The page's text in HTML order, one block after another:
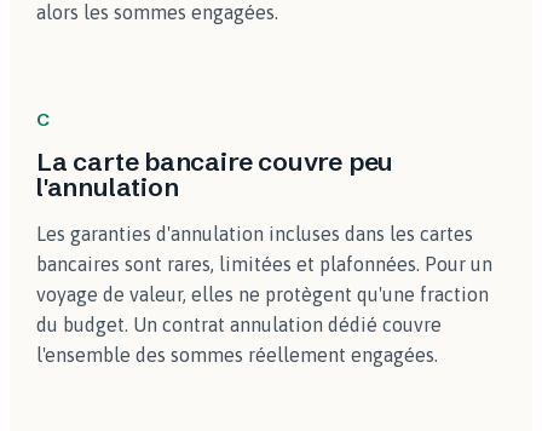
alors les sommes engagées.
C
La carte bancaire couvre peu
l'annulation
Les garanties d'annulation incluses dans les cartes
bancaires sont rares, limitées et plafonnées. Pour un
voyage de valeur, elles ne protègent qu'une fraction
du budget. Un contrat annulation dédié couvre
l'ensemble des sommes réellement engagées.